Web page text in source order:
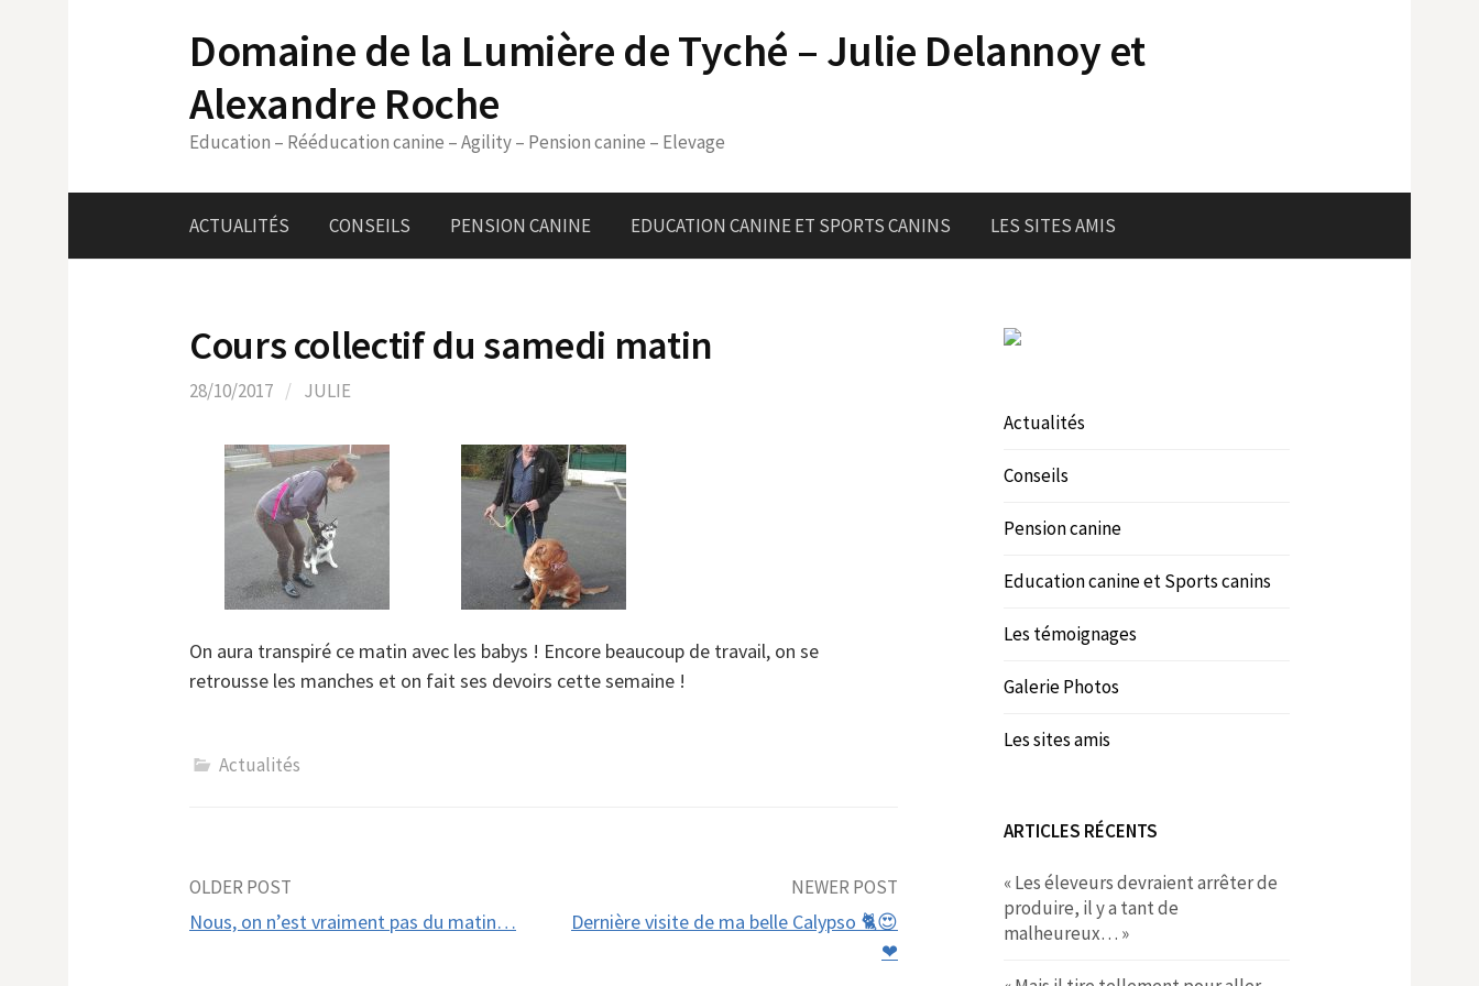
Domaine de la Lumière de Tyché – Julie Delannoy et
Alexandre Roche
Education – Rééducation canine – Agility – Pension canine – Elevage
ACTUALITÉS CONSEILS PENSION CANINE EDUCATION CANINE ET SPORTS CANINS LES SITES AMIS
Cours collectif du samedi matin
28/10/2017 / JULIE
On aura transpiré ce matin avec les babys ! Encore beaucoup de travail, on se
retrousse les manches et on fait ses devoirs cette semaine !
Actualités
Post
OLDER POST
Nous, on n’est vraiment pas du matin…
NEWER POST
Dernière visite de ma belle Calypso 🐈😍
❤
Actualités
Conseils
Pension canine
Education canine et Sports canins
Les témoignages
Galerie Photos
Les sites amis
ARTICLES RÉCENTS
« Les éleveurs devraient arrêter de
produire, il y a tant de
malheureux… »